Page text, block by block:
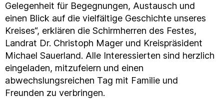
Gelegenheit für Begegnungen, Austausch und
einen Blick auf die vielfältige Geschichte unseres
Kreises“, erklären die Schirmherren des Festes,
Landrat Dr. Christoph Mager und Kreispräsident
Michael Sauerland. Alle Interessierten sind herzlich
eingeladen, mitzufeiern und einen
abwechslungsreichen Tag mit Familie und
Freunden zu verbringen.